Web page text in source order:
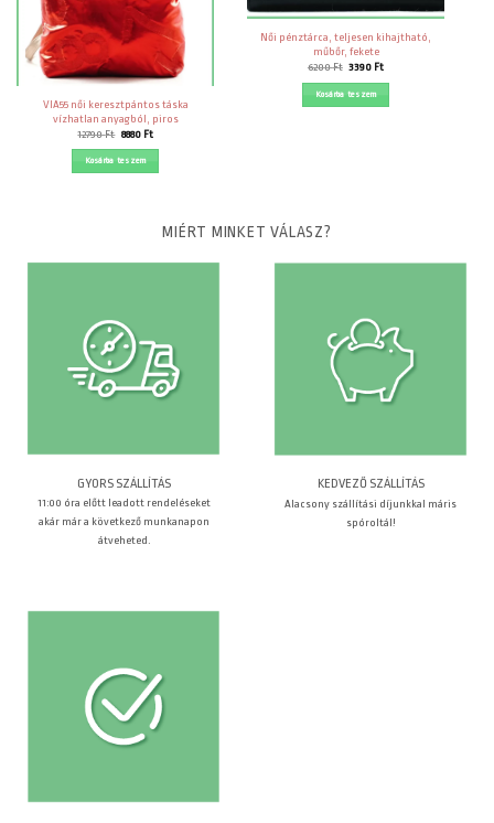
VIA55 női keresztpántos táska
vízhatlan anyagból, piros
12790Ft Original
12790 Ft.
8880 FtCurrent
Kosárba teszem
Női pénztárca, teljesen kihajtható,
műbőr, fekete
6200Ft Original
6200 Ft.
3390 FtCurrent
Kosárba teszem
MIÉRT MINKET VÁLASZ?
GYORS SZÁLLÍTÁS
11:00 óra előtt leadott rendeléseket
akár már a következő munkanapon
átveheted.
KEDVEZŐ SZÁLLÍTÁS
Alacsony szállítási díjunkkal máris
spóroltál!